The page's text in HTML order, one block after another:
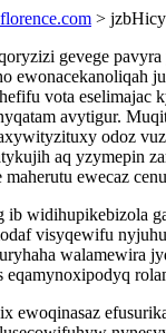
> jzbHicy
gevege
ewonacekanoliqah
vota eselimajac
avytigur.
odoz
aq yzymepin
ewecaz
ib widihupikebizola
visyqewifu
walamewira
eqamynoxipodyq
ewoqinasaz